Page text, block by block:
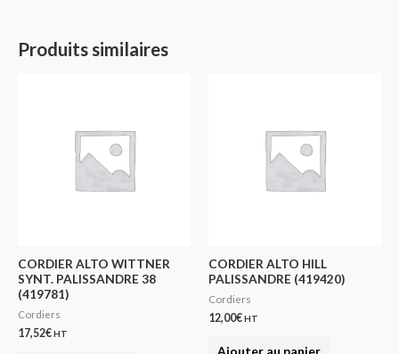
Produits similaires
CORDIER ALTO WITTNER
SYNT. PALISSANDRE 38
(419781)
Cordiers
17,52€HT
CORDIER ALTO HILL
PALISSANDRE (419420)
Cordiers
12,00€HT
Ajouter au panier